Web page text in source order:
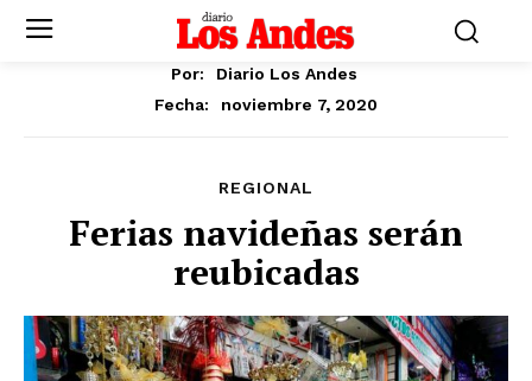
Por:
Diario Los Andes
Fecha:
noviembre 7, 2020
REGIONAL
Ferias navideñas serán
reubicadas